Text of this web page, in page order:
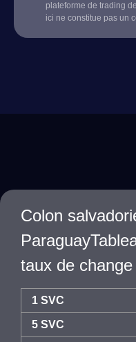
plateforme de trading
ici ne constitue pas un
Colon
taux de change
1 SVC
5 SVC